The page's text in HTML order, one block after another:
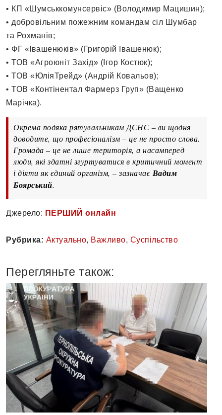
• КП «Шумськкомунсервіс» (Володимир Мацишин);
• добровільним пожежним командам сіл Шумбар
та Рохманів;
• ФГ «Івашенюків» (Григорій Івашенюк);
• ТОВ «Агроюніт Захід» (Ігор Костюк);
• ТОВ «ЮліяТрейд» (Андрій Ковальов);
• ТОВ «Контінентал Фармерз Груп» (Ващенко
Марічка).
Окрема подяка рятувальникам ДСНС – ви щодня
доводите, що професіоналізм – це не просто слова.
Громада – це не лише територія, а насамперед
люди, які здатні згуртуватися в критичний момент
і діяти як єдиний організм, – зазначає Вадим
Боярський.
Джерело: ПЕРШИЙ онлайн
Рубрика: Актуально, Важливо, Суспільство
Перегляньте також: